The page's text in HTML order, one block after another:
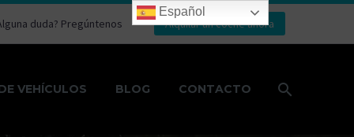
duda? Pregúntenos Alquilar un coche ahora
VEHÍCULOS BLOG CONTACTO
Español